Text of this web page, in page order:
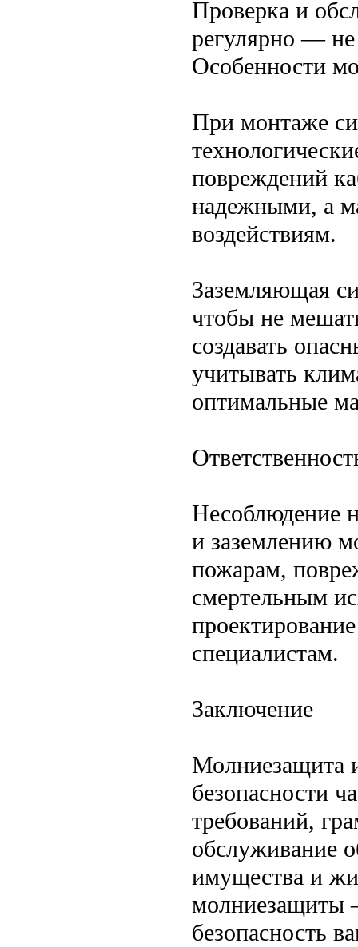
Проверка и
регулярно — не
Особенности
При монтаже
повреждений
надежными, а
воздействиям.
Заземляющая
чтобы не
создавать
учитывать
оптимальные
Несоблюдение
и заземлению
пожарам,
смертельным
специалистам.
Заключение
Молниезащита
безопасности
требований,
обслуживание
имущества и
молниезащиты
безопасность